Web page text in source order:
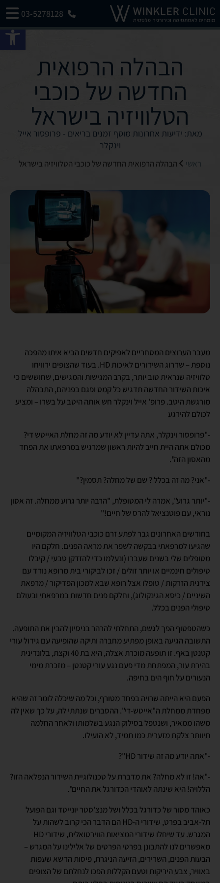
03-5278128
הבהלה הרפואית
החדשה של כוכבי
הטלוויזיה בישראל
מאת: ידיעות אחרונות מוסף זמנים בריאים - פרופסור אייל
וינקלר
ראשי הבהלה הרפואית החדשה של כוכבי הטלוויזיה בישראל
מעבר הערוצים המסחריים לאפיקים חדשים הביא איתו מהפכה
נוספת – שדרוג השידורים לאיכות HD. בעוד שהצופים ירוויחו
טלוויזיה שנראית טוב יותר, בקרב המגישות והמגישים, שחוששים כי
איכות השידור החדשה תדגיש כל קמט ופגם בפניהם, התבהלה
מורגשת היטב. פרופ' אייל וינקלר חש אותה היטב על בשרו – ומציע
לכולם להירגע
-"פרופסור וינקלר, אתה עדיין לא יודע מה זה מחלת האייטש די?
מכולם אתה היית חייב להיות ראשון שמרגיש במרפאתו את הפחד
מהאסון הזה".
-"אני? מה זה בכלל ? שם של מחלה? תסמין?"
-"יותר גרוע", אמרה לי המטופלת, "הרבה יותר גרוע ממחלה. זה אסון
נוראי, עם פוטנציאל להרס של חיים!"
בחודשים האחרונים גבר לפתע זרם כוכבי הטלוויזיה המקומיים
שהגיעו למרפאתי בבקשה לשפר את מראה הפנים. חלקם היו
מטופלים שלי בשנים שעברו (ונעלמו כדי להזדקן טבעי / קיבלו
טיפולים חינמיים או יותר זולים / זכו לביקורי בית מרופא נודד עם
צידנית הזרקות / טופלו אצל רופא שבא למכון הפדיקור / מרפאת
השיניים / כיסא הגינקולוג), וחלקם פנים חדשות במרפאתי ובעולם
טיפולי הפנים בכלל.
כשהטפטוף הפך לגשם, התחלתי להרהר בניסיון להבין את התופעה.
התשובה הגיעה באופן מפתיע מחברה ותיקה שהופיעה עם גידול עורי
קטנטן באף. זו תופעה מוכרת אצלה, היא בת 40 וקצת, בלונדינית
בהירת עור, המפתחת מדי פעם נגע עורי קטנטן – מזכרת מימי
הנעורים על חוף הים בחיפה.
הפעם היא הייתה שרויה בפחד מטורף, וכל מה שיכלה לומר זה שהיא
מפחדת ממחלת ה"אייטש-די". ההסברים שנתתי לה, על כך שאין לה
משהו ממאיר, ושנטפל בסילוק הנגע בשלמותו ולאחר החלמה
תיוותר צלקת מזערית כמו תמיד, לא הועילו.
-"אתה יודע מה זה שידור HD"?
-"אה! זו לא מחלה? את מדברת על טכנולוגיית השידור הנפלאה הזו?
הללויה! היא שינתה לאוהדי הכדורגל את החיים".
כאוהד מסור של כדורגל בכלל ושל מנצ'סטר יונייטד וגם הפועל
תל-אביב בפרט, שידורי ה-HD הם הדבר הכי קרוב לשהות על
המגרש. עד שיחלו שידורי המציאות הווירטואלית, שידורי HD
מאפשרים לנו להתבונן בפרטי הפרטים של אלילינו על המגרש –
הבעות הפנים, השרירים, הזיעה הניגרת, פיסות הדשא שעפות
באוויר, צבע היריקות וטעם הקללות הפכו לנחלתם של הצופים